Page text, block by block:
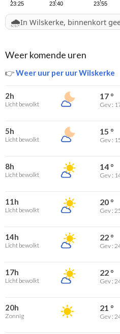
23:25 23:40 23:55
🌧️In Wilskerke, binnenkort
Weer komende uren
👉Weer uur per uur Wilskerke
2h
Licht bewolkt
17 °
Gev :
5h
Licht bewolkt
15 °
Gev :
8h
Licht bewolkt
14 °
Gev :
11h
Licht bewolkt
20 °
Gev :
14h
Licht bewolkt
22 °
Gev :
17h
Licht bewolkt
22 °
Gev :
20h
Zonnig
21 °
Gev :